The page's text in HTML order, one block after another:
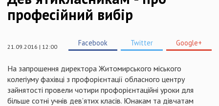
професійний вибір
21.09.2016 | 12:00 Facebook Twitter Google+
На запрошення директора Житомирського міського
колегіуму фахівці з профорієнтації обласного центру
зайнятості провели чотири профорієнтаційні уроки для
більше сотні учнів дев’ятих класів. Юнакам та дівчатам